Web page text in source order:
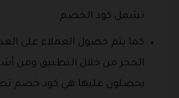
تشمل كود الخصم .
كما يتم حصول العملاء على
الحجز من خلال التطبيق ومن
يحصلون عليها هي كود خصم